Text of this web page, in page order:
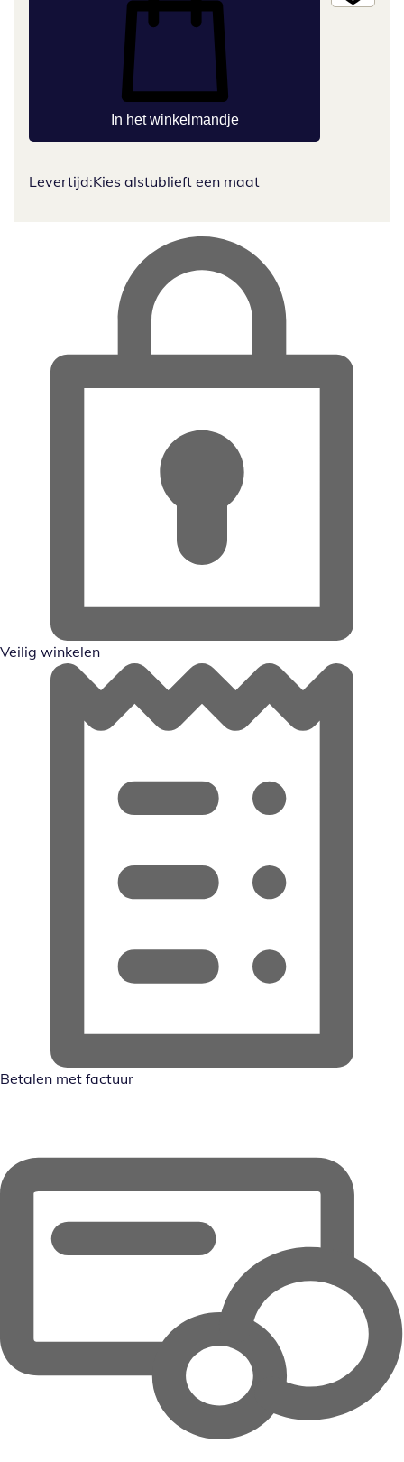
In het winkelmandje
Levertijd:Kies alstublieft een maat
Veilig winkelen
Betalen met factuur